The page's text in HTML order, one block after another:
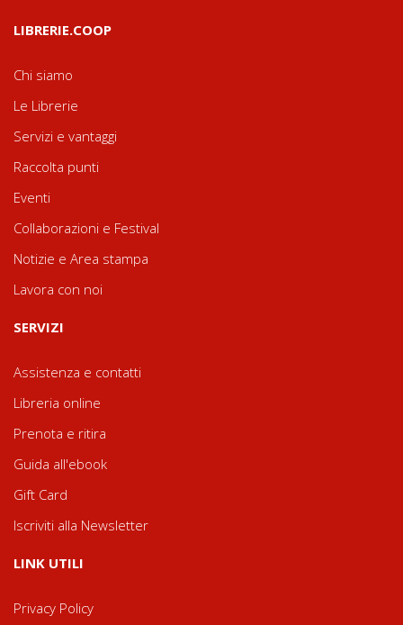
LIBRERIE.COOP
Chi siamo
Le Librerie
Servizi e vantaggi
Raccolta punti
Eventi
Collaborazioni e Festival
Notizie e Area stampa
Lavora con noi
SERVIZI
Assistenza e contatti
Libreria online
Prenota e ritira
Guida all'ebook
Gift Card
Iscriviti alla Newsletter
LINK UTILI
Privacy Policy